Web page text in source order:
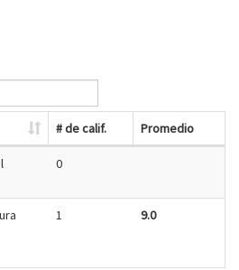
# de calif. Promedio
0
1 9.0